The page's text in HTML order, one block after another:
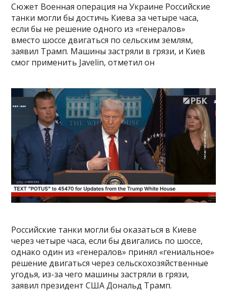
Сюжет Военная операция на Украине Российские
танки могли бы достичь Киева за четыре часа,
если бы не решение одного из «генералов»
вместо шоссе двигаться по сельским землям,
заявил Трамп. Машины застряли в грязи, и Киев
смог применить Javelin, отметил он
Российские танки могли бы оказаться в Киеве
через четыре часа, если бы двигались по шоссе,
однако один из «генералов» принял «гениальное»
решение двигаться через сельскохозяйственные
угодья, из-за чего машины застряли в грязи,
заявил президент США Дональд Трамп.